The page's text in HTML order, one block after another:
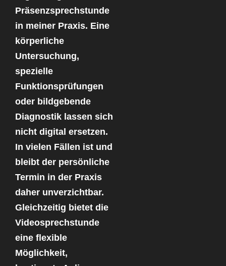
Präsenzsprechstunde
in meiner Praxis. Eine
körperliche
Untersuchung,
spezielle
Funktionsprüfungen
oder bildgebende
Diagnostik lassen sich
nicht digital ersetzen.
In vielen Fällen ist und
bleibt der persönliche
Termin in der Praxis
daher unverzichtbar.
Gleichzeitig bietet die
Videosprechstunde
eine flexible
Möglichkeit,